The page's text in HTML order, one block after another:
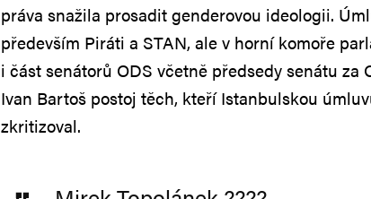
práva snažila prosadit genderovou ideologii.
především Piráti a STAN, ale v horní komoře
i část senátorů ODS včetně předsedy senátu za
Ivan Bartoš postoj těch, kteří Istanbulskou
zkritizoval.